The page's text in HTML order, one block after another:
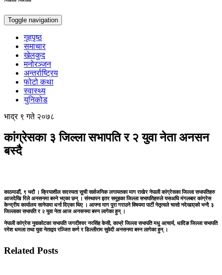
Toggle navigation
गृहपृष्ठ
समाचार
खेलकुद
मनोरञ्जन
अन्तर्राष्ट्रिय
फोटो कथा
स्वास्थ्य
युनिकोड
भाद्र ९ गते २०७८
कांग्रेसका ३ जिल्ला सभापति र २ युवा नेता अनसन
बस्दै
काठमाडौं, ९ भदौ । क्रियाशील सदस्यता सूची सार्वजनिक लगायतका माग राखेर नेपाली कांग्रेसका जिल्ला सभापतिहरु
आजदेखि रिले अनसनमा बस्ने भएका छन् । संस्थापन इतर समूहका जिल्ला सभापतिहरुले यसअघि मंगलबार कांग्रेस
केन्द्रीय कार्यालय सानेपामा धर्ना दिएका थिए । आफ्ना माग पूरा गराउने विषयमा पार्टी नेतृत्वले चासो नदेखाएको भन्दै ३
जिल्लाका सभापति र २ युवा नेता आज अनसनमा बस्न लागेका हुन् ।
नेपाली कांग्रेस नुवाकोटका सभापति जगदीश्वर नरसिंह केसी, काभ्रे जिल्ला सभापति मधु आचार्य, धादिङ जिल्ला सभापति
रमेश धमला तथा युवा नेताद्वय रञ्जित कर्ण र डिल्लीराम सुवेदी अनसनमा बस्न लागेका हुन् ।
Related Posts